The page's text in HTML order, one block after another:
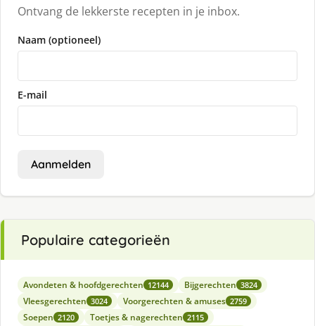
Ontvang de lekkerste recepten in je inbox.
Naam (optioneel)
E-mail
Aanmelden
Populaire categorieën
Avondeten & hoofdgerechten 12144 Bijgerechten 3824
Vleesgerechten 3024 Voorgerechten & amuses 2759
Soepen 2120 Toetjes & nagerechten 2115